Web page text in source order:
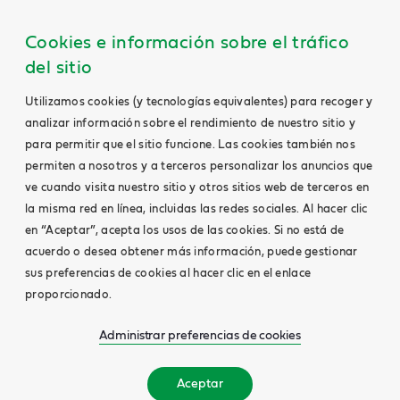
Cookies e información sobre el tráfico
del sitio
Utilizamos cookies (y tecnologías equivalentes) para recoger y
analizar información sobre el rendimiento de nuestro sitio y
para permitir que el sitio funcione. Las cookies también nos
permiten a nosotros y a terceros personalizar los anuncios que
ve cuando visita nuestro sitio y otros sitios web de terceros en
la misma red en línea, incluidas las redes sociales. Al hacer clic
en “Aceptar”, acepta los usos de las cookies. Si no está de
acuerdo o desea obtener más información, puede gestionar
sus preferencias de cookies al hacer clic en el enlace
proporcionado.
Administrar preferencias de cookies
Aceptar